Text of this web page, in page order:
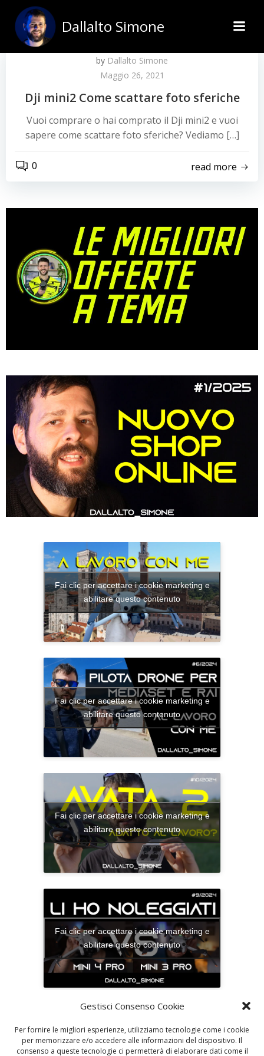
Gestisci Consenso Cookie
Per fornire le migliori esperienze, utilizziamo tecnologie come i cookie
per memorizzare e/o accedere alle informazioni del dispositivo. Il
consenso a queste tecnologie ci permetterà di elaborare dati come il
contenuto
Dallalto Simone
by Dallalto Simone
Maggio 26, 2021
Dji mini2 Come scattare foto sferiche
Vuoi comprare o hai comprato il Dji mini2 e vuoi
sapere come scattare foto sferiche? Vediamo […]
0 read more
Fai clic per accettare i cookie marketing e
abilitare questo contenuto
Fai clic per accettare i cookie marketing e
abilitare questo contenuto
Fai clic per accettare i cookie marketing e
abilitare questo contenuto
Fai clic per accettare i cookie marketing e
abilitare questo contenuto